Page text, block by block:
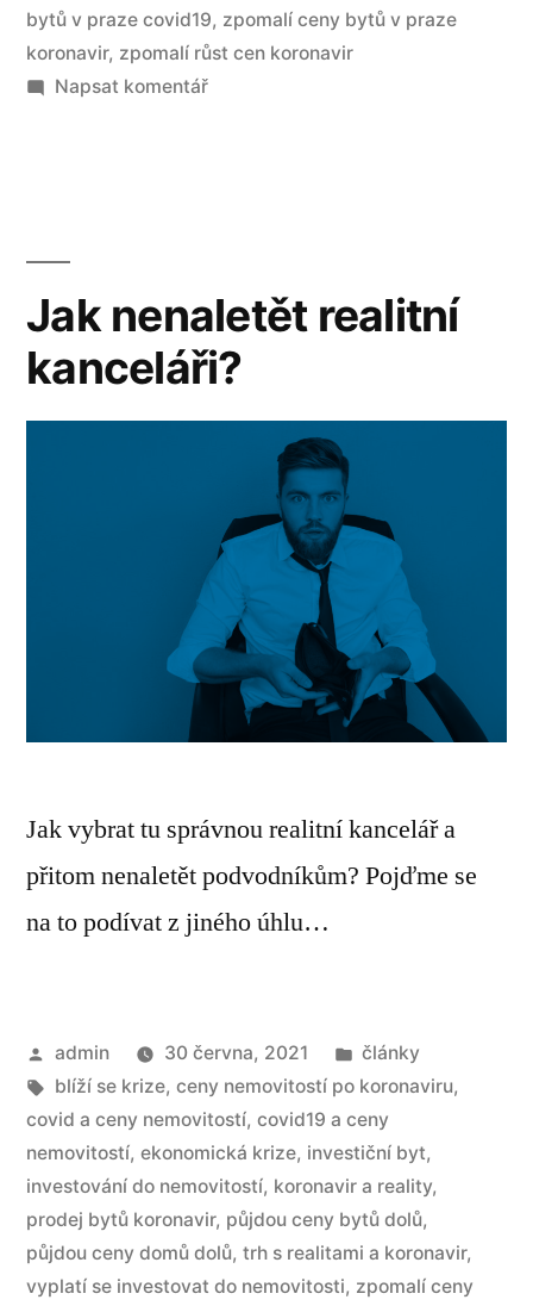
bytů v praze covid19, zpomalí ceny bytů v praze
koronavir, zpomalí růst cen koronavir
Napsat komentář
Jak nenaletět realitní
kanceláři?
Jak vybrat tu správnou realitní kancelář a
přitom nenaletět podvodníkům? Pojďme se
na to podívat z jiného úhlu…
admin 30 června, 2021
články
blíží se krize, ceny nemovitostí po koronaviru,
covid a ceny nemovitostí, covid19 a ceny
nemovitostí, ekonomická krize, investiční byt,
investování do nemovitostí, koronavir a reality,
prodej bytů koronavir, půjdou ceny bytů dolů,
půjdou ceny domů dolů, trh s realitami a koronavir,
vyplatí se investovat do nemovitosti, zpomalí ceny